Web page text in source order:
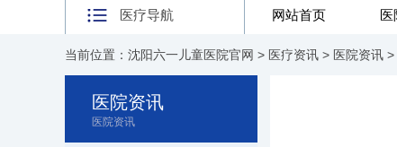
医疗导航 网站首页 医
当前位置： 沈阳六一儿童医院官网 > 医疗资讯 > 医院资讯 >
医院资讯
医院资讯